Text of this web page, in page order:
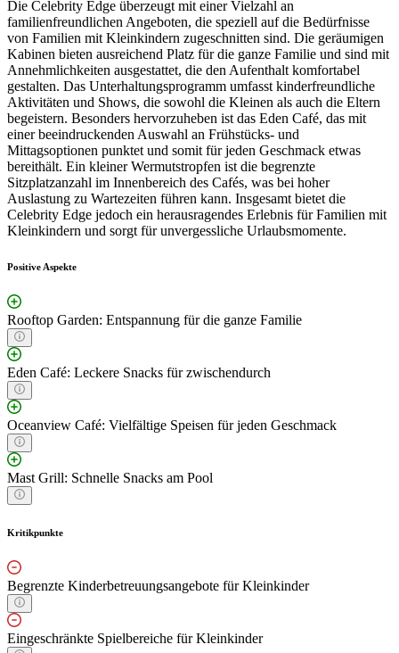
Die Celebrity Edge überzeugt mit einer Vielzahl an
familienfreundlichen Angeboten, die speziell auf die Bedürfnisse
von Familien mit Kleinkindern zugeschnitten sind. Die geräumigen
Kabinen bieten ausreichend Platz für die ganze Familie und sind mit
Annehmlichkeiten ausgestattet, die den Aufenthalt komfortabel
gestalten. Das Unterhaltungsprogramm umfasst kinderfreundliche
Aktivitäten und Shows, die sowohl die Kleinen als auch die Eltern
begeistern. Besonders hervorzuheben ist das Eden Café, das mit
einer beeindruckenden Auswahl an Frühstücks- und
Mittagsoptionen punktet und somit für jeden Geschmack etwas
bereithält. Ein kleiner Wermutstropfen ist die begrenzte
Sitzplatzanzahl im Innenbereich des Cafés, was bei hoher
Auslastung zu Wartezeiten führen kann. Insgesamt bietet die
Celebrity Edge jedoch ein herausragendes Erlebnis für Familien mit
Kleinkindern und sorgt für unvergessliche Urlaubsmomente.
Positive Aspekte
Rooftop Garden: Entspannung für die ganze Familie
Eden Café: Leckere Snacks für zwischendurch
Oceanview Café: Vielfältige Speisen für jeden Geschmack
Mast Grill: Schnelle Snacks am Pool
Kritikpunkte
Begrenzte Kinderbetreuungsangebote für Kleinkinder
Eingeschränkte Spielbereiche für Kleinkinder